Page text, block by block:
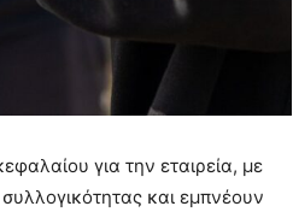
για την εταιρεία, με
και εμπνέουν